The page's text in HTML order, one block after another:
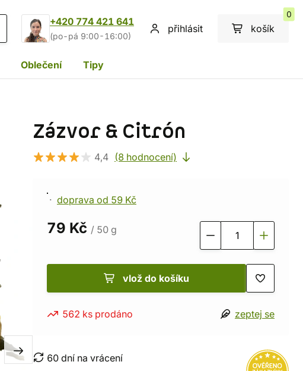
+420 774 421 641
(po-pá 9:00-16:00)
přihlásit košík
0
Oblečení Tipy
Zázvor & Citrón
4,4 (8 hodnocení)
doprava od 59 Kč
79 Kč / 50 g
vlož do košíku
562 ks prodáno zeptej se
60 dní na vrácení